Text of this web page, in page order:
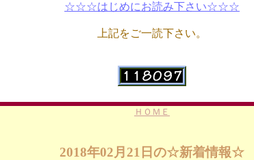
☆☆☆はじめにお読み下さい☆☆☆
上記をご一読下さい。
ＨＯＭＥ
2018年02月21日の☆新着情報☆